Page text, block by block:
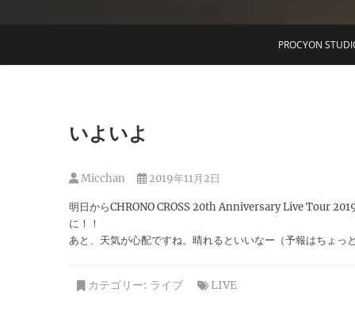
PROCYON
いよいよ
Micchan 2019年11月2日
明日からCHRONO CROSS 20th Anniversary Live Tour
に！！
あと、天気が心配ですね。晴れるといいなー（予報はちょっ
カテゴリー: ライブ LIVE